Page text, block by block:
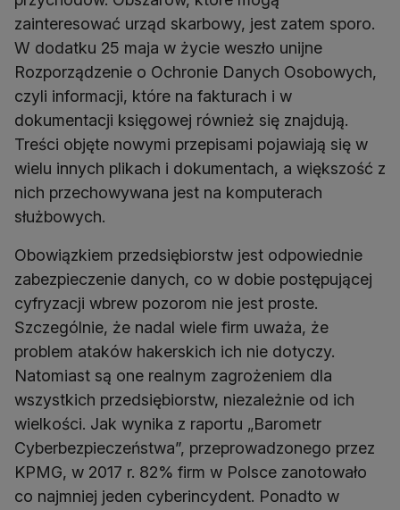
zainteresować urząd skarbowy, jest zatem sporo.
W dodatku 25 maja w życie weszło unijne
Rozporządzenie o Ochronie Danych Osobowych,
czyli informacji, które na fakturach i w
dokumentacji księgowej również się znajdują.
Treści objęte nowymi przepisami pojawiają się w
wielu innych plikach i dokumentach, a większość z
nich przechowywana jest na komputerach
służbowych.
Obowiązkiem przedsiębiorstw jest odpowiednie
zabezpieczenie danych, co w dobie postępującej
cyfryzacji wbrew pozorom nie jest proste.
Szczególnie, że nadal wiele firm uważa, że
problem ataków hakerskich ich nie dotyczy.
Natomiast są one realnym zagrożeniem dla
wszystkich przedsiębiorstw, niezależnie od ich
wielkości. Jak wynika z raportu „Barometr
Cyberbezpieczeństwa”, przeprowadzonego przez
KPMG, w 2017 r. 82% firm w Polsce zanotowało
co najmniej jeden cyberincydent. Ponadto w